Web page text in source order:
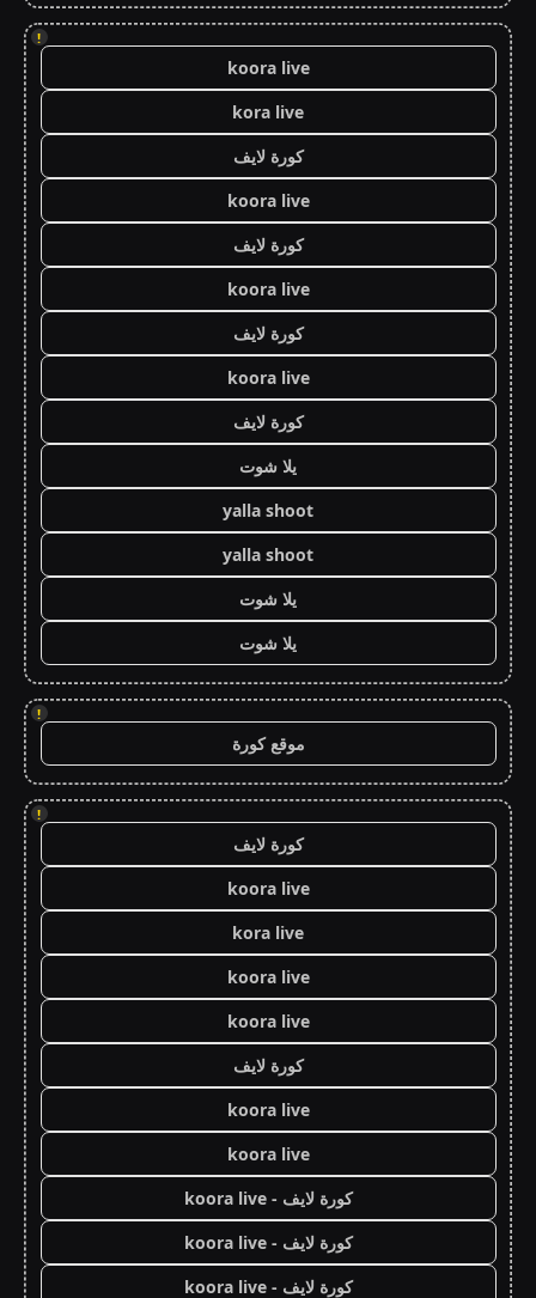
!
koora live
kora live
كورة لايف
koora live
كورة لايف
koora live
كورة لايف
koora live
كورة لايف
يلا شوت
yalla shoot
yalla shoot
يلا شوت
يلا شوت
!
موقع كورة
!
كورة لايف
koora live
kora live
koora live
koora live
كورة لايف
koora live
koora live
كورة لايف - koora live
كورة لايف - koora live
كورة لايف - koora live